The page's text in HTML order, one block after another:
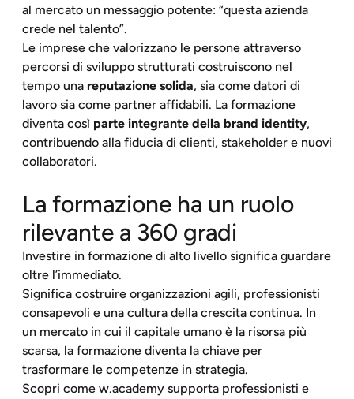
al mercato un messaggio potente: “questa azienda
crede nel talento”.
Le imprese che valorizzano le persone attraverso
percorsi di sviluppo strutturati costruiscono nel
tempo una reputazione solida, sia come datori di
lavoro sia come partner affidabili. La formazione
diventa così parte integrante della brand identity,
contribuendo alla fiducia di clienti, stakeholder e nuovi
collaboratori.
La formazione ha un ruolo
rilevante a 360 gradi
Investire in formazione di alto livello significa guardare
oltre l’immediato.
Significa costruire organizzazioni agili, professionisti
consapevoli e una cultura della crescita continua. In
un mercato in cui il capitale umano è la risorsa più
scarsa, la formazione diventa la chiave per
trasformare le competenze in strategia.
Scopri come w.academy supporta professionisti e